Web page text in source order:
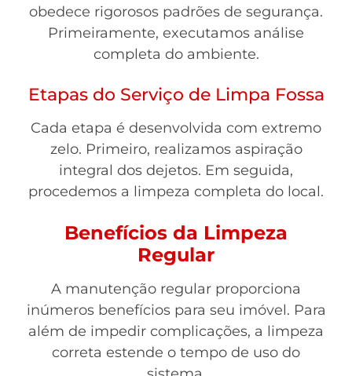
obedece rigorosos padrões de segurança.
Primeiramente, executamos análise
completa do ambiente.
Etapas do Serviço de Limpa Fossa
Cada etapa é desenvolvida com extremo
zelo. Primeiro, realizamos aspiração
integral dos dejetos. Em seguida,
procedemos a limpeza completa do local.
Benefícios da Limpeza
Regular
A manutenção regular proporciona
inúmeros benefícios para seu imóvel. Para
além de impedir complicações, a limpeza
correta estende o tempo de uso do